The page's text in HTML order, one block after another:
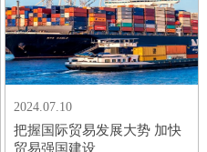
2024.07.10
把握国际贸易发展大势 加快
贸易强国建设